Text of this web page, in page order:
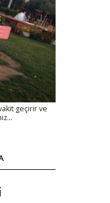
geçirir ve